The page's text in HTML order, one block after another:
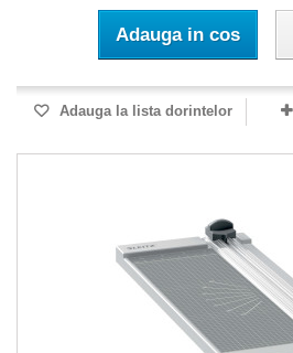
Adauga in cos
Adauga la lista dorintelor